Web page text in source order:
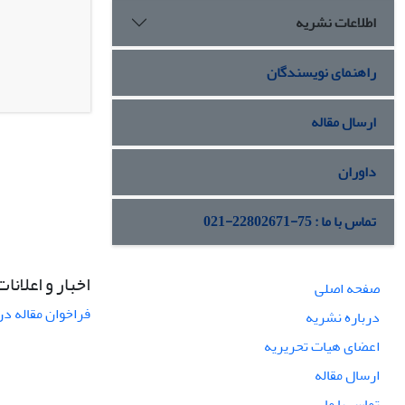
اطلاعات نشریه
راهنمای نویسندگان
ارسال مقاله
داوران
تماس با ما : 75-22802671-021
صفحه اصلی
درباره نشریه
اعضای هیات تحریریه
ارسال مقاله
اخبار و
فراخوان مقاله